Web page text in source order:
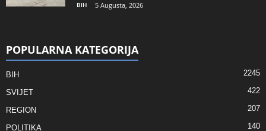
BIH 5 Augusta, 2026
POPULARNA KATEGORIJA
BIH 2245
SVIJET 422
REGION 207
POLITIKA 140